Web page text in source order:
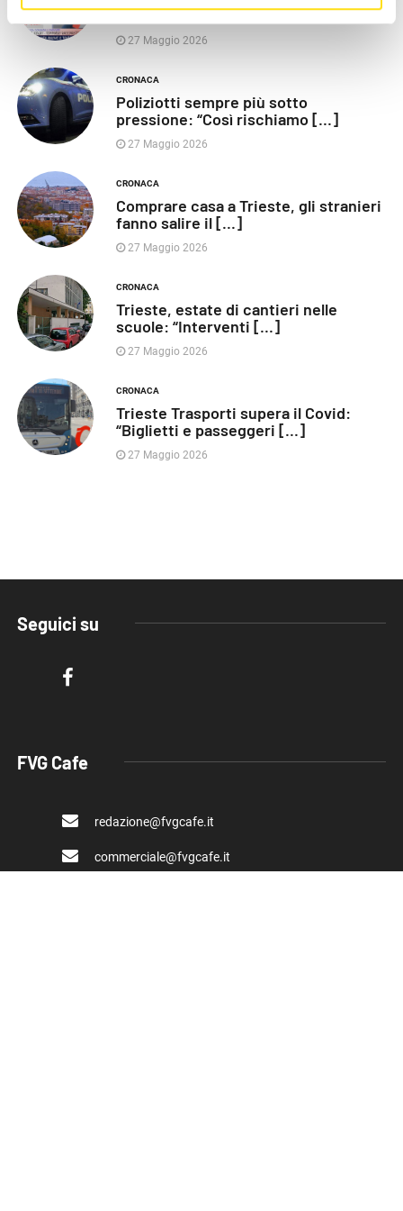
chiusa”, Vaccarezza [...]
27 Maggio 2026
CRONACA
Poliziotti sempre più sotto
pressione: “Così rischiamo [...]
27 Maggio 2026
CRONACA
Comprare casa a Trieste, gli stranieri
fanno salire il [...]
27 Maggio 2026
CRONACA
Trieste, estate di cantieri nelle
scuole: “Interventi [...]
27 Maggio 2026
CRONACA
Trieste Trasporti supera il Covid:
“Biglietti e passeggeri [...]
27 Maggio 2026
Seguici su
FVG Cafe
redazione@fvgcafe.it
commerciale@fvgcafe.it